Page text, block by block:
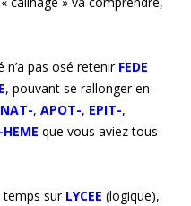
n’a pas osé retenir FEDE
, pouvant se rallonger en
, APOT-, EPIT-,
que vous aviez tous
temps sur LYCEE (logique),